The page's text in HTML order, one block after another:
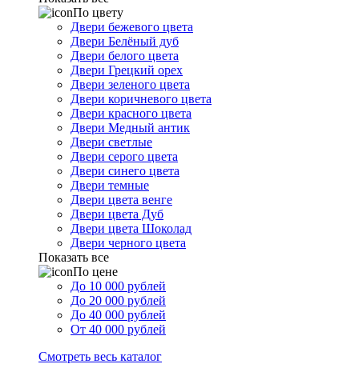
По цвету
Двери бежевого цвета
Двери Белёный дуб
Двери белого цвета
Двери Грецкий орех
Двери зеленого цвета
Двери коричневого цвета
Двери красного цвета
Двери Медный антик
Двери светлые
Двери серого цвета
Двери синего цвета
Двери темные
Двери цвета венге
Двери цвета Дуб
Двери цвета Шоколад
Двери черного цвета
Показать все
По цене
До 10 000 рублей
До 20 000 рублей
До 40 000 рублей
От 40 000 рублей
Смотреть весь каталог